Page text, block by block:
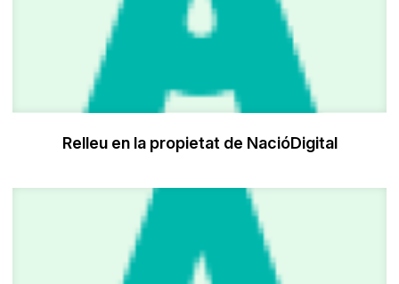
Relleu en la propietat de NacióDigital